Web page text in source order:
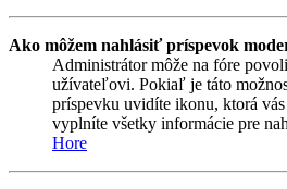
Ako môžem nahlásiť príspevok
Administrátor môže na fóre
užívateľovi. Pokiaľ je táto
príspevku uvidíte ikonu, ktorá
vyplníte všetky informácie pre
Hore